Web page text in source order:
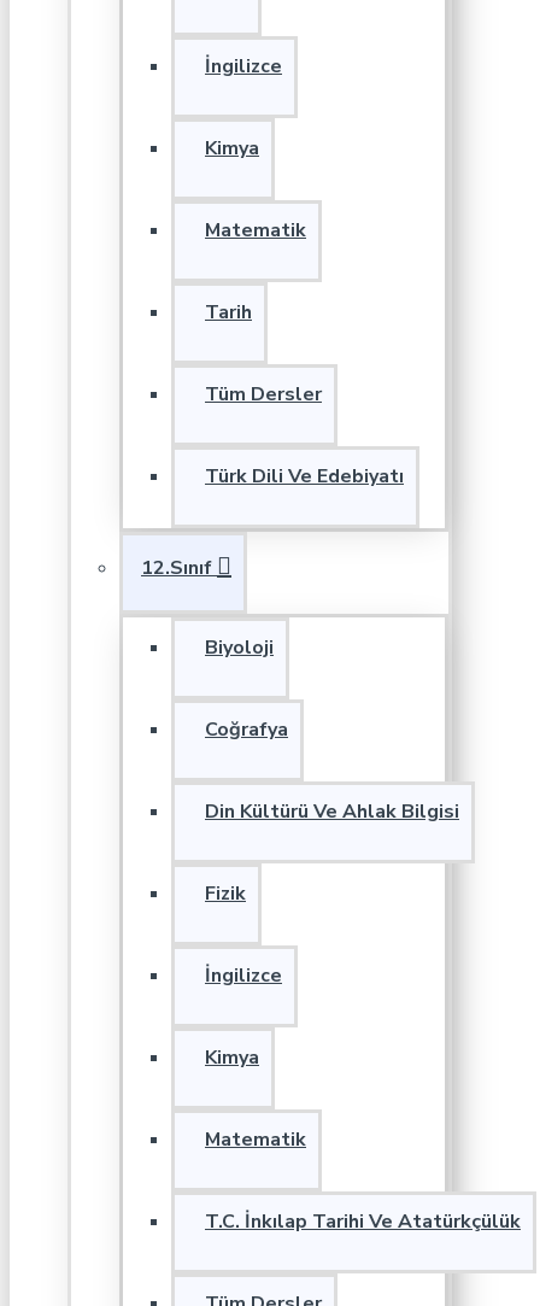
İngilizce
Kimya
Matematik
Tarih
Tüm Dersler
Türk Dili Ve Edebiyatı
12.Sınıf
Biyoloji
Coğrafya
Din Kültürü Ve Ahlak Bilgisi
Fizik
İngilizce
Kimya
Matematik
T.C. İnkılap Tarihi Ve Atatürkçülük